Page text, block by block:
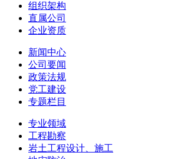
组织架构
直属公司
企业资质
新闻中心
公司要闻
政策法规
党工建设
专题栏目
专业领域
工程勘察
岩土工程设计、施工